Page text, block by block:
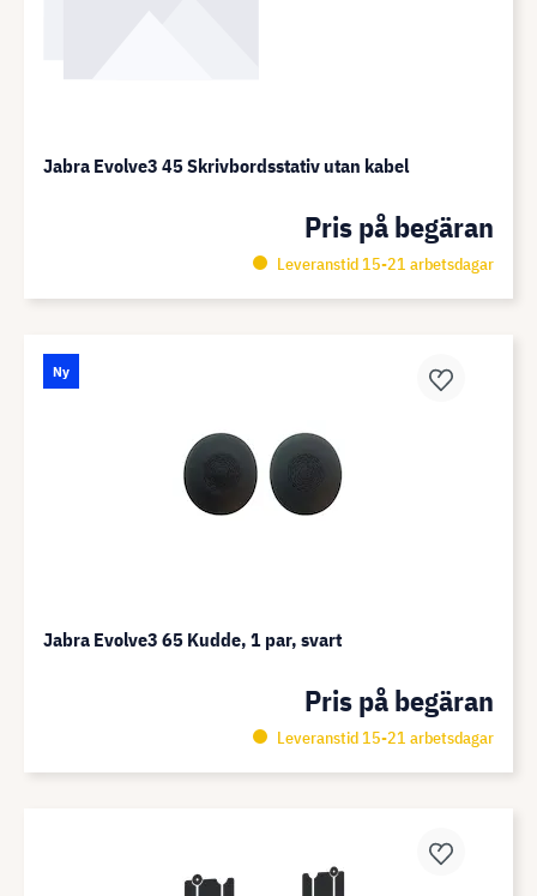
Jabra Evolve3 45 Skrivbordsstativ utan kabel
Pris på begäran
Leveranstid 15-21 arbetsdagar
Ny
Jabra Evolve3 65 Kudde, 1 par, svart
Pris på begäran
Leveranstid 15-21 arbetsdagar